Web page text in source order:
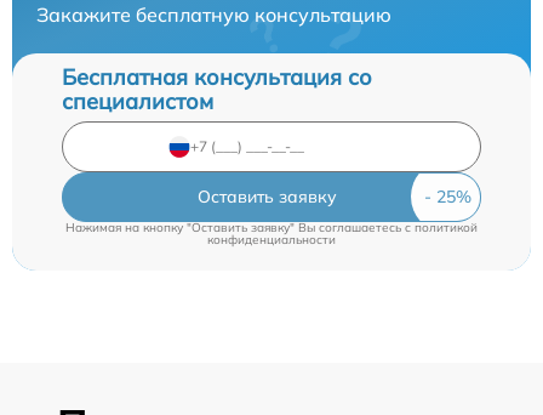
Закажите бесплатную консультацию
Бесплатная консультация со
специалистом
Оставить заявку
Нажимая на кнопку "Оставить заявку" Вы соглашаетесь cполитикой
конфиденциальности